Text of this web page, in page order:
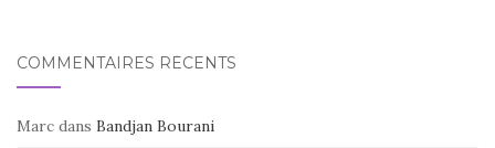
COMMENTAIRES RÉCENTS
Marc dans Bandjan Bourani